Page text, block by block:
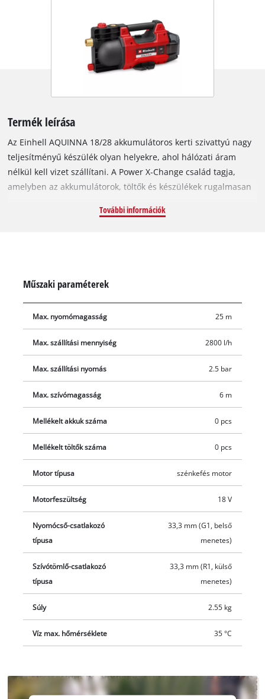
Termék leírása
Az Einhell AQUINNA 18/28 akkumulátoros kerti szivattyú nagy
teljesítményű készülék olyan helyekre, ahol hálózati áram
nélkül kell vizet szállítani. A Power X-Change család tagja,
amelyben az akkumulátorok, töltők és készülékek rugalmasan
teljesítmény, illetve csökkentett nyomás és hosszabb
feltöltést, az alsó leeresztőcsavar pedig a kiürítést és a téli
fagyvédelmet. A túlterhelés-védelem túlmelegedés esetén
automatikusan kikapcsolja a készüléket. A kompakt szivattyút
Két robusztus fém menetes csatlakozóval rendelkezik. Akku és
töltő nélkül; ezek külön vásárolhatók meg.
További információk
Műszaki paraméterek
Max. nyomómagasság 25 m
Max. szállítási mennyiség 2800 l/h
Max. szállítási nyomás 2.5 bar
Max. szívómagasság 6 m
Mellékelt akkuk száma 0 pcs
Mellékelt töltők száma 0 pcs
Motor típusa szénkefés motor
Motorfeszültség 18 V
Nyomócső-csatlakozó
típusa
33,3 mm (G1, belső
menetes)
Szívótömlő-csatlakozó
típusa
33,3 mm (R1, külső
menetes)
Súly 2.55 kg
Víz max. hőmérséklete 35 °C